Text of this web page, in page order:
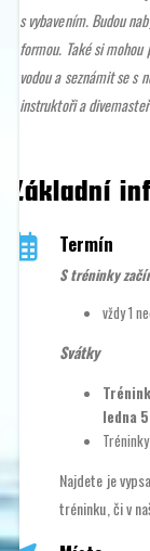
s vybavením. Budou
formou. Také si
vodou a seznámit se s
instruktoři a
Základní
Termín
S tréninky
vždy 1
Svátky
ledna
Najdete je
tréninku, či v